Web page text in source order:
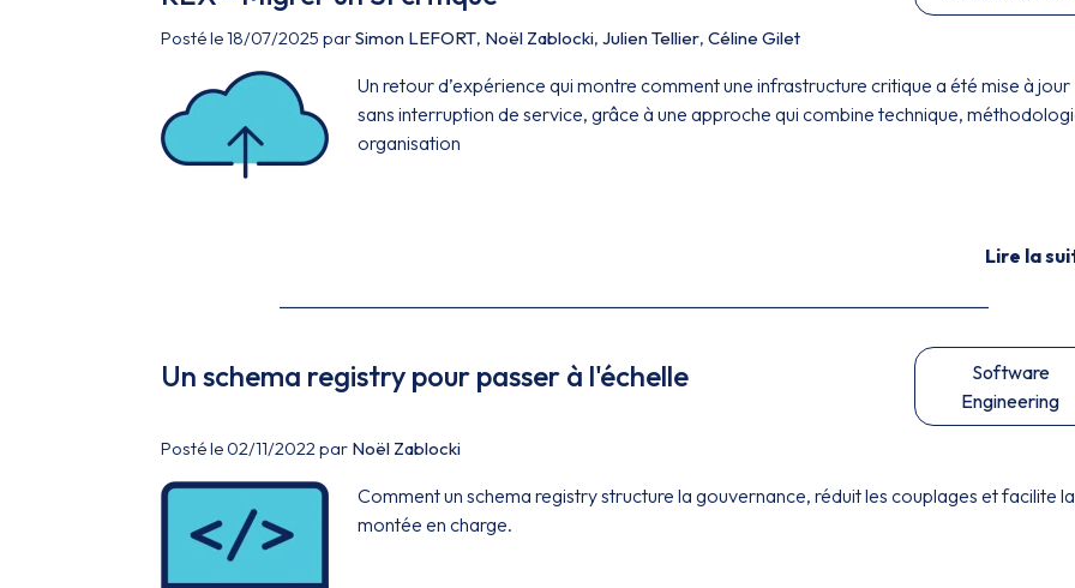
Posté le 18/07/2025 parSimon LEFORT, Noël Zablocki, Julien Tellier, Céline Gilet
Un retour d’expérience qui montre comment une infrastructure critique a été mise à jour
sans interruption de service, grâce à une approche qui combine technique,
organisation
Lire la
Un schema registry pour passer à l'échelle
Software
Engineering
Posté le 02/11/2022 par Noël Zablocki
Comment un schema registry structure la gouvernance, réduit les couplages et facilite la
montée en charge.